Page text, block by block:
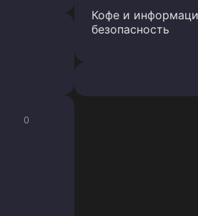
0
Кофе и
безопасность